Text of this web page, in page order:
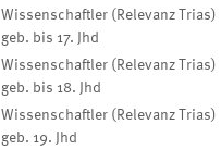
Wissenschaftler (Relevanz Trias)
geb. bis 17. Jhd
Wissenschaftler (Relevanz Trias)
geb. bis 18. Jhd
Wissenschaftler (Relevanz Trias)
geb. 19. Jhd